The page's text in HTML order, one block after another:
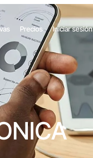
Precios Iniciar sesión